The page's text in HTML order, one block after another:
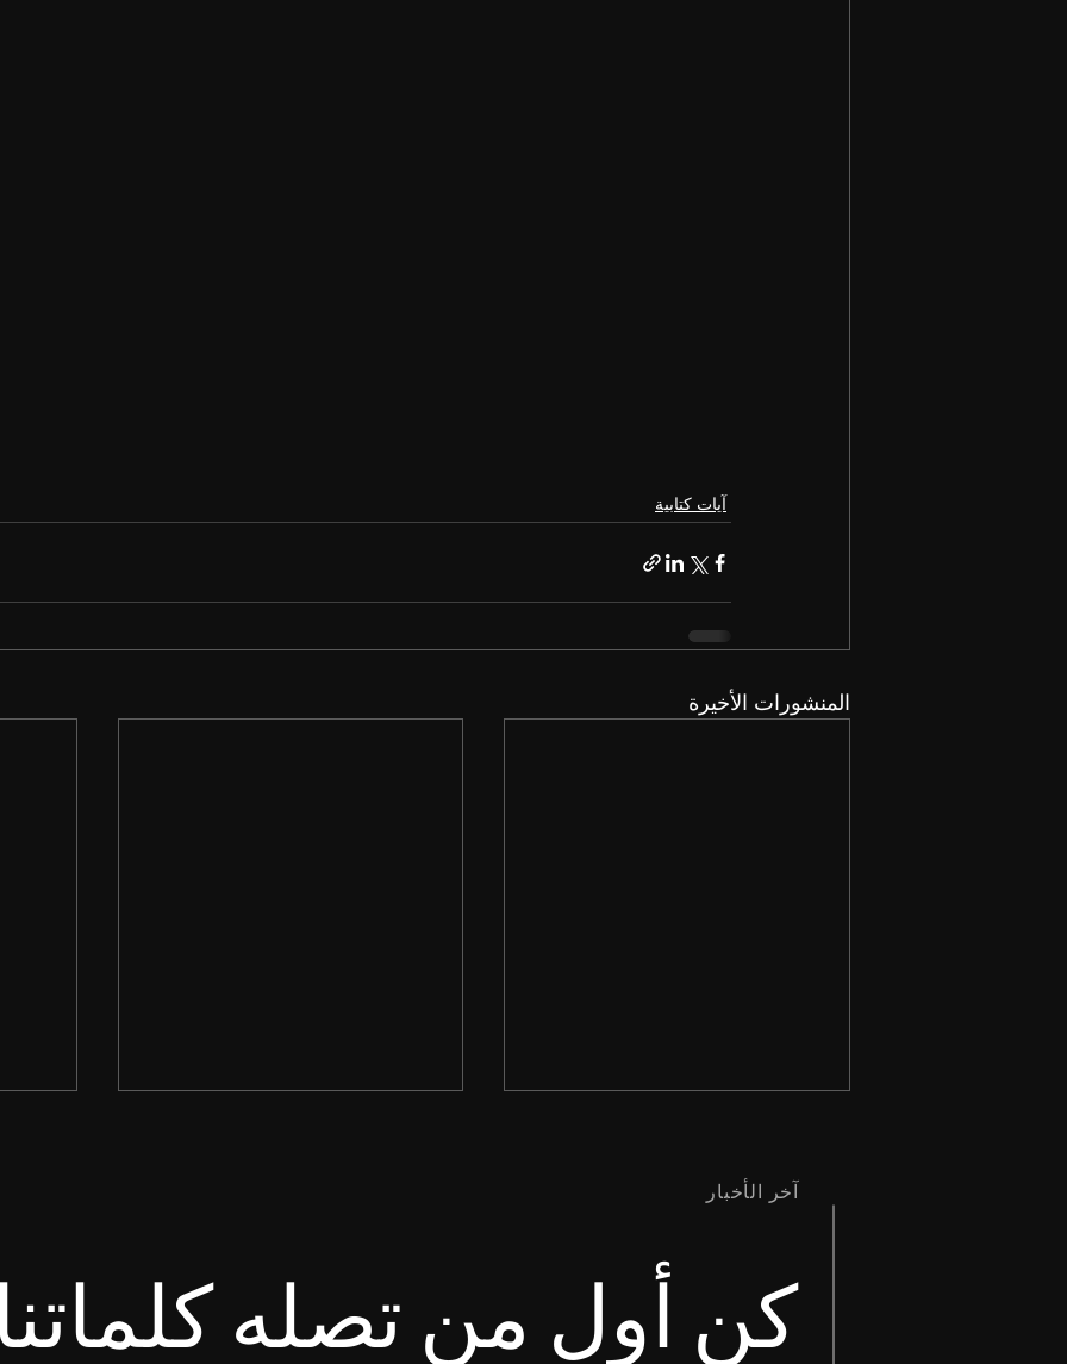
آيات كتابية
المنشورات الأخيرة
وَإِنَّمَا إِنْ كَانَ أَحَدُكُمْ تُعْوِزُهُ حِكْمَةٌ،
فَلْيَطْلُبْ مِنَ اللهِ الَّذِي يُعْطِي
انْتَظِرِ الرَّبَّ. لِيَتَشَدَّدْ وَلْيَتَشَجَّعْ
قَلْبُكَ، وَانْتَظِرِ الرَّبَّ. سفر
لأَنَّ
آخر الأخبار
كن أول من تصله كلماتنا